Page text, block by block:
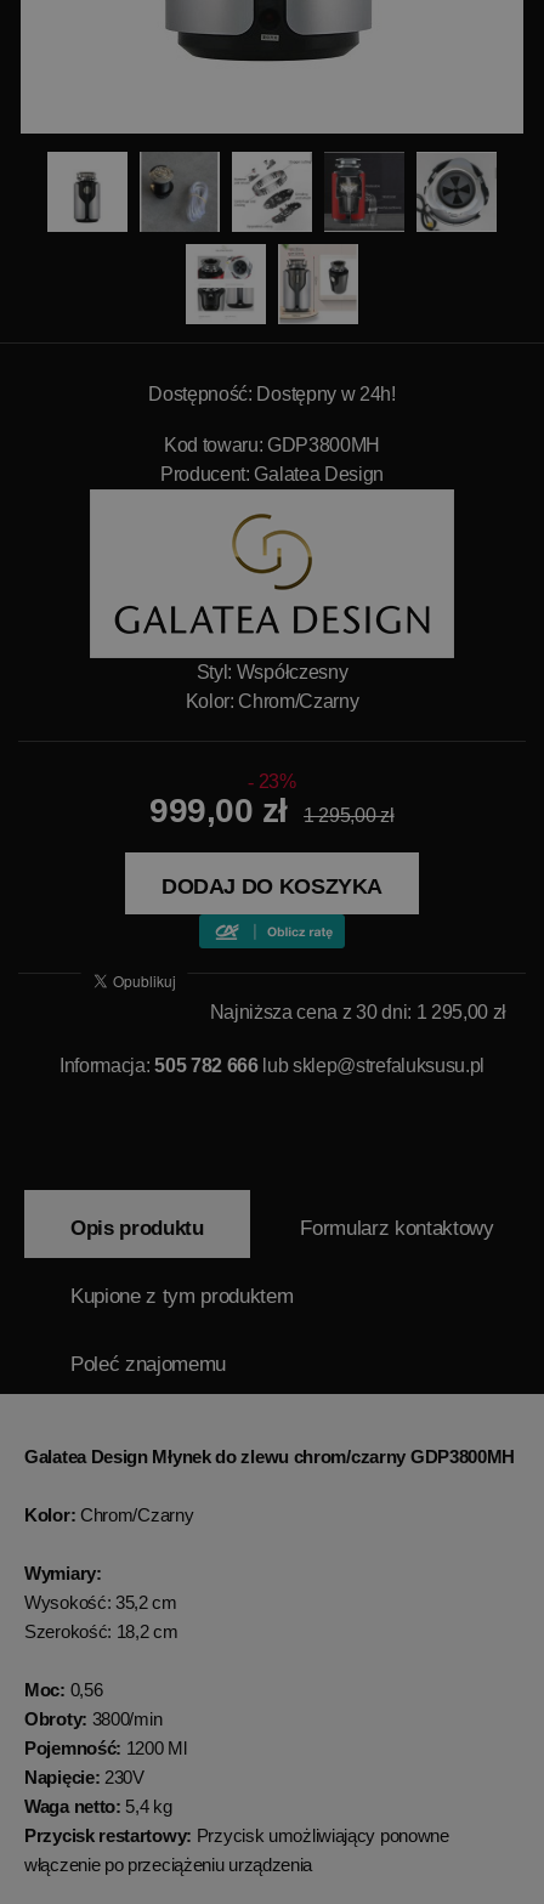
Dostępność: Dostępny w 24h!
Kod towaru: GDP3800MH
Producent: Galatea Design
Styl: Współczesny
Kolor: Chrom/Czarny
23%
999,00 zł 1 295,00 zł
DODAJ DO KOSZYKA
Najniższa cena z 30 dni: 1 295,00 zł
Informacja:505 782 666lubsklep@strefaluksusu.pl
Opis produktu Formularz kontaktowy
Kupione z tym produktem
Poleć znajomemu
Galatea Design Młynek do zlewu chrom/czarny GDP3800MH
Kolor: Chrom/Czarny
Wymiary:
Wysokość: 35,2 cm
Szerokość: 18,2 cm
Moc: 0,56
Obroty: 3800/min
Pojemność: 1200 Ml
Napięcie: 230V
Waga netto: 5,4 kg
Przycisk restartowy: Przycisk umożliwiający ponowne
włączenie po przeciążeniu urządzenia